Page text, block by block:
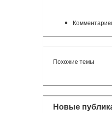
Похожие темы
Новые